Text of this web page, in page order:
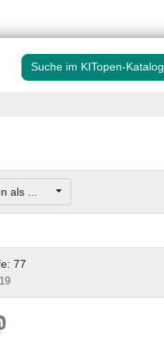
Suche im KITopen-Katalog
als ...
77